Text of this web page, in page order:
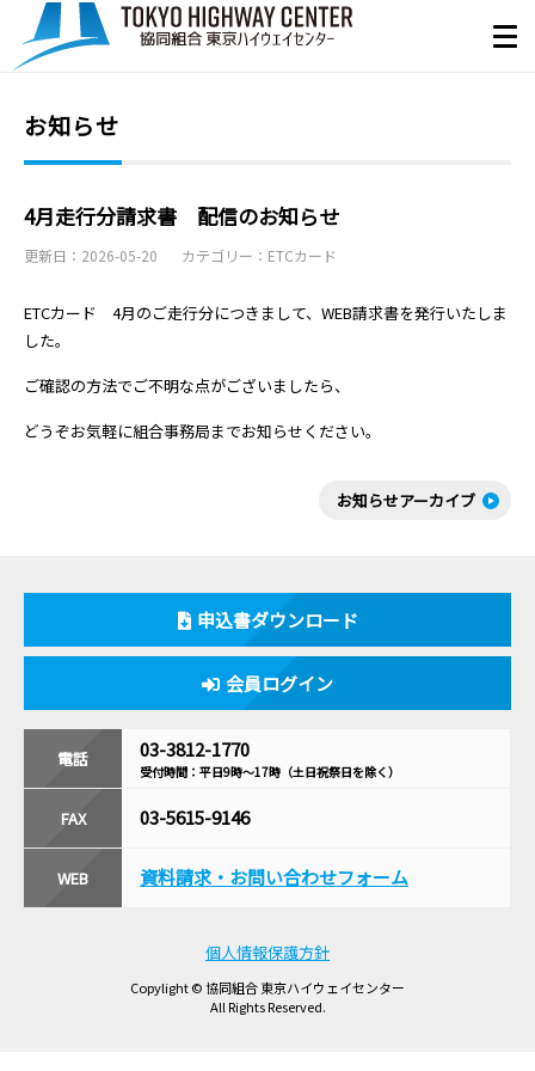
お知らせ
4月走行分請求書 配信のお知らせ
更新日：2026-05-20 カテゴリー：ETCカード
ETCカード 4月のご走行分につきまして、WEB請求書を発行いたしま
した。
ご確認の方法でご不明な点がございましたら、
どうぞお気軽に組合事務局までお知らせください。
お知らせアーカイブ
申込書ダウンロード
会員ログイン
電話 03-3812-1770
受付時間：平日9時〜17時 （土日祝祭日を除く）
FAX 03-5615-9146
WEB 資料請求・ お問い合わせフォーム
個人情報保護方針
Copylight © 協同組合 東京ハイウェイセンター
All Rights Reserved.